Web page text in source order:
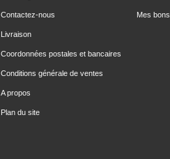
Contactez-nous
Livraison
Coordonnées postales et bancaires
Conditions générale de ventes
A propos
Plan du site
Mes